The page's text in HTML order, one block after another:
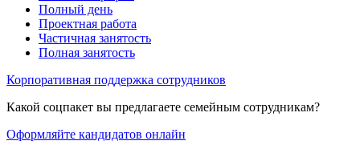
Полный день
Проектная работа
Частичная занятость
Полная занятость
Корпоративная поддержка сотрудников
Какой соцпакет вы предлагаете семейным сотрудникам?
Оформляйте кандидатов онлайн